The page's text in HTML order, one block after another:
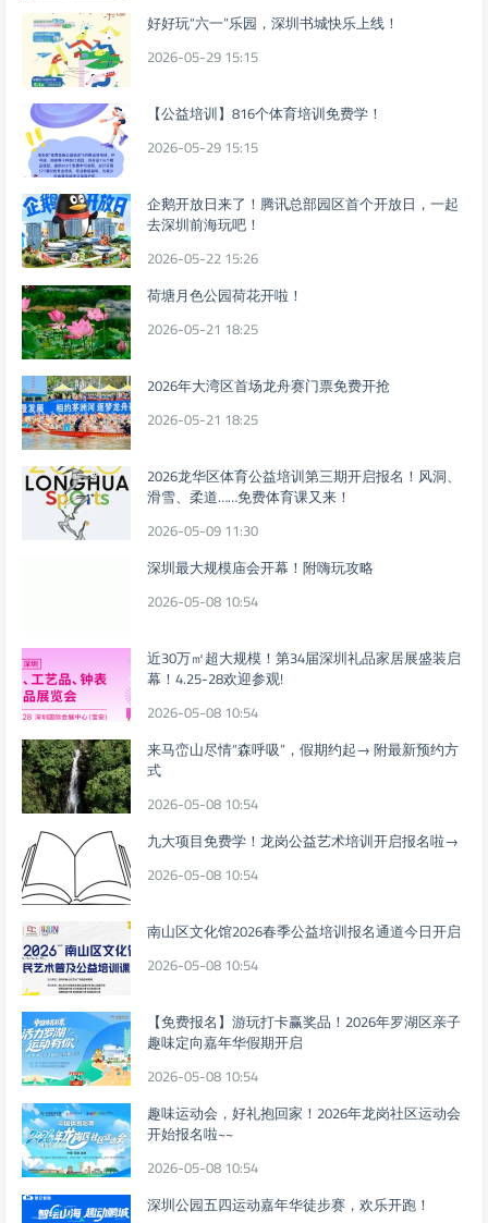
好好玩“六一”乐园，深圳书城快乐上线！
2026-05-29 15:15
【公益培训】816个体育培训免费学！
2026-05-29 15:15
企鹅开放日来了！腾讯总部园区首个开放日，一起
去深圳前海玩吧！
2026-05-22 15:26
荷塘月色公园荷花开啦！
2026-05-21 18:25
2026年大湾区首场龙舟赛门票免费开抢
2026-05-21 18:25
2026龙华区体育公益培训第三期开启报名！风洞、
滑雪、柔道……免费体育课又来！
2026-05-09 11:30
深圳最大规模庙会开幕！附嗨玩攻略
2026-05-08 10:54
近30万㎡超大规模！第34届深圳礼品家居展盛装启
幕！4.25-28欢迎参观!
2026-05-08 10:54
来马峦山尽情“森呼吸”，假期约起→ 附最新预约方
式
2026-05-08 10:54
九大项目免费学！龙岗公益艺术培训开启报名啦→
2026-05-08 10:54
南山区文化馆2026春季公益培训报名通道今日开启
2026-05-08 10:54
【免费报名】游玩打卡赢奖品！2026年罗湖区亲子
趣味定向嘉年华假期开启
2026-05-08 10:54
趣味运动会，好礼抱回家！2026年龙岗社区运动会
开始报名啦~~
2026-05-08 10:54
深圳公园五四运动嘉年华徒步赛，欢乐开跑！